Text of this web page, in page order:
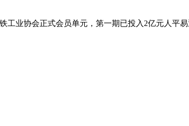
业协会正式会员单元，第一期已投入2亿元人平